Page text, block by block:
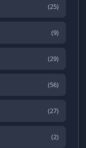
(25)
(9)
(29)
(56)
(27)
(2)